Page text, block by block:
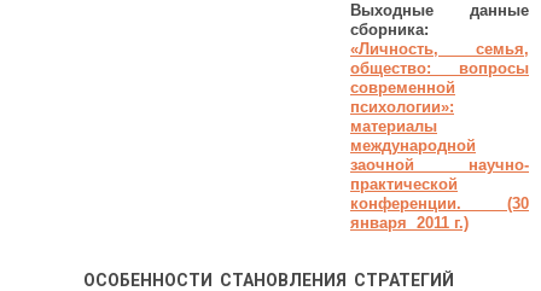
Выходные данные
сборника:
«Личность, семья,
общество: вопросы
современной
психологии»:
материалы
международной
заочной научно-
практической
конференции. (30
января 2011 г.)
ОСОБЕННОСТИ СТАНОВЛЕНИЯ СТРАТЕГИЙ